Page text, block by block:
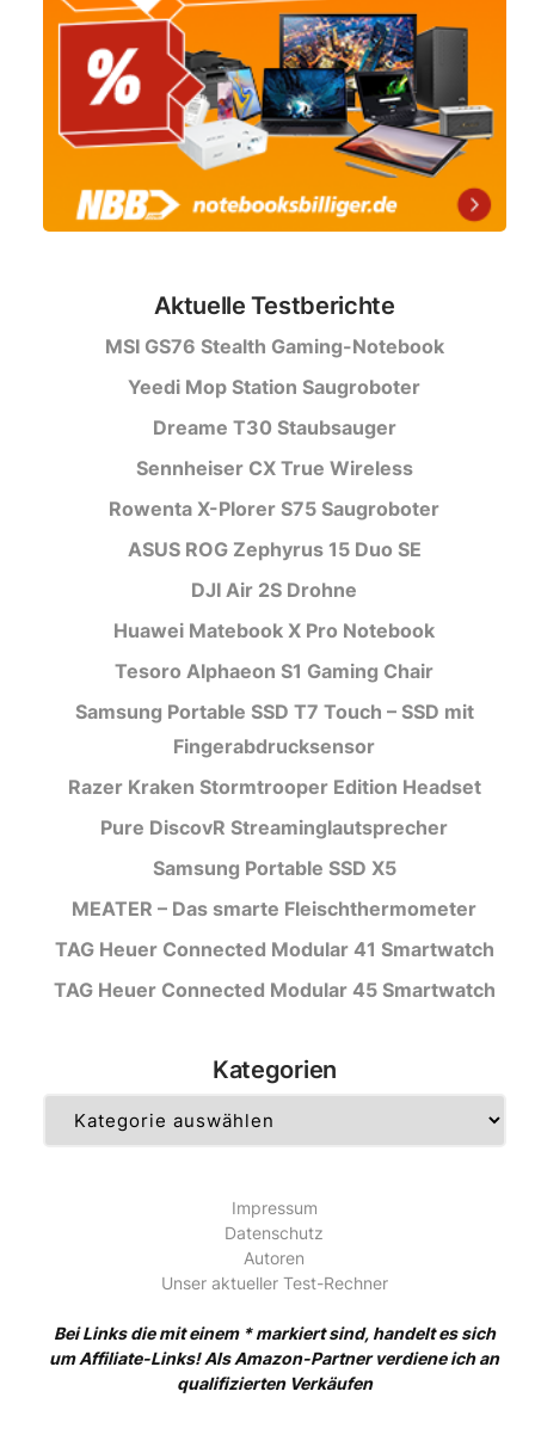
Aktuelle Testberichte
MSI GS76 Stealth Gaming-Notebook
Yeedi Mop Station Saugroboter
Dreame T30 Staubsauger
Sennheiser CX True Wireless
Rowenta X-Plorer S75 Saugroboter
ASUS ROG Zephyrus 15 Duo SE
DJI Air 2S Drohne
Huawei Matebook X Pro Notebook
Tesoro Alphaeon S1 Gaming Chair
Samsung Portable SSD T7 Touch – SSD mit
Fingerabdrucksensor
Razer Kraken Stormtrooper Edition Headset
Pure DiscovR Streaminglautsprecher
Samsung Portable SSD X5
MEATER – Das smarte Fleischthermometer
TAG Heuer Connected Modular 41 Smartwatch
TAG Heuer Connected Modular 45 Smartwatch
Kategorien
Impressum
Datenschutz
Autoren
Unser aktueller Test-Rechner
Bei Links die mit einem * markiert sind, handelt es sich
um Affiliate-Links! Als Amazon-Partner verdiene ich an
qualifizierten Verkäufen